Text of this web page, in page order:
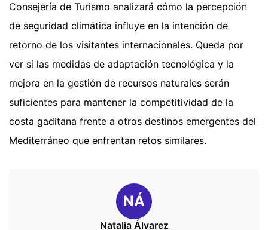
Consejería de Turismo analizará cómo la percepción
de seguridad climática influye en la intención de
retorno de los visitantes internacionales. Queda por
ver si las medidas de adaptación tecnológica y la
mejora en la gestión de recursos naturales serán
suficientes para mantener la competitividad de la
costa gaditana frente a otros destinos emergentes del
Mediterráneo que enfrentan retos similares.
NÁ
Natalia Álvarez